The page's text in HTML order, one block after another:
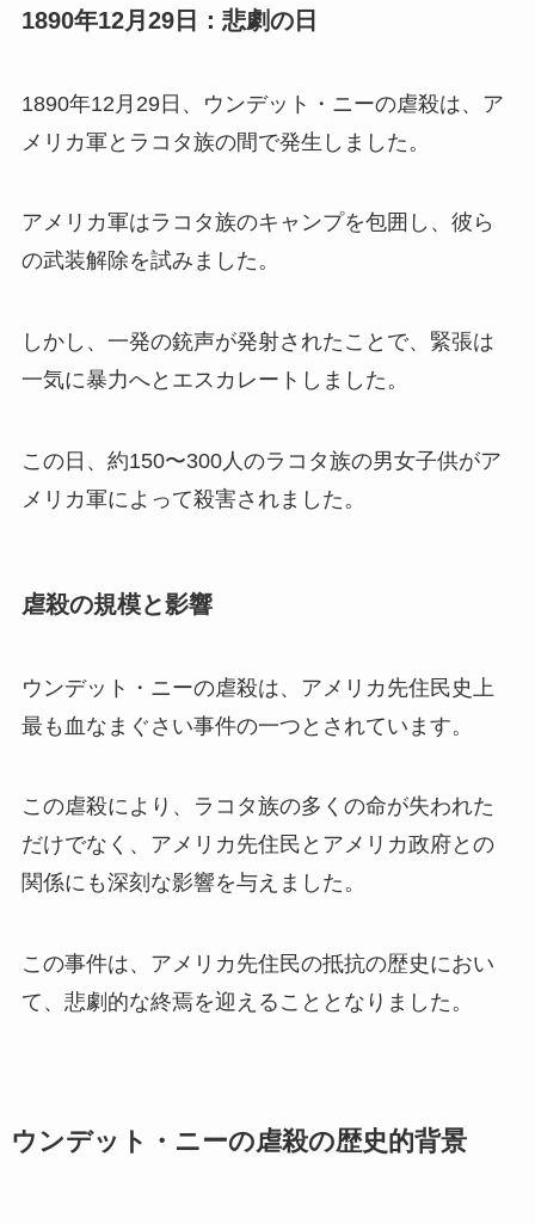
1890年12月29日：悲劇の日
1890年12月29日、ウンデット・ニーの虐殺は、ア
メリカ軍とラコタ族の間で発生しました。
アメリカ軍はラコタ族のキャンプを包囲し、彼ら
の武装解除を試みました。
しかし、一発の銃声が発射されたことで、緊張は
一気に暴力へとエスカレートしました。
この日、約150〜300人のラコタ族の男女子供がア
メリカ軍によって殺害されました。
虐殺の規模と影響
ウンデット・ニーの虐殺は、アメリカ先住民史上
最も血なまぐさい事件の一つとされています。
この虐殺により、ラコタ族の多くの命が失われた
だけでなく、アメリカ先住民とアメリカ政府との
関係にも深刻な影響を与えました。
この事件は、アメリカ先住民の抵抗の歴史におい
て、悲劇的な終焉を迎えることとなりました。
ウンデット・ニーの虐殺の歴史的背景